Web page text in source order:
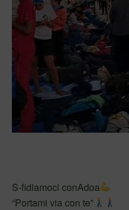
S-fidiamoci conAdoa
“Portami via con te”